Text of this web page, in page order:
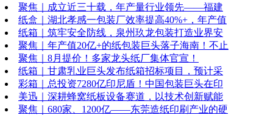
聚焦｜成立近三十载，年产量行业领先——福建
纸盒｜湖北孝感一包装厂效率提高40%+，年产值
纸箱｜筑牢安全防线，泉州玖龙包装打造业界安
聚焦｜年产值20亿+的纸包装巨头落子海南！不止
聚焦｜8月提价！多家龙头纸厂集体官宣！
纸箱｜甘肃乳业巨头发布纸箱招标项目，预计采
彩箱｜总投资7280亿印尼盾！中国包装巨头在印
美迅｜深耕蜂窝纸板设备赛道，以技术创新赋能
聚焦｜680家、1200亿——东莞造纸印刷产业的硬